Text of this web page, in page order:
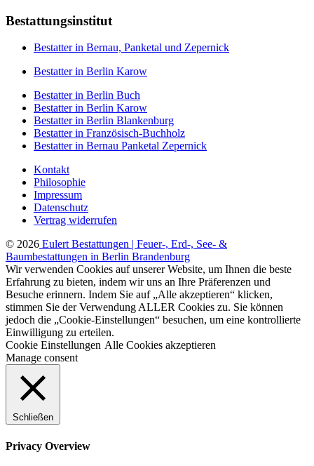
Bestattungsinstitut
Bestatter in Bernau, Panketal und Zepernick
Bestatter in Berlin Karow
Bestatter in Berlin Buch
Bestatter in Berlin Karow
Bestatter in Berlin Blankenburg
Bestatter in Französisch-Buchholz
Bestatter in Bernau Panketal Zepernick
Kontakt
Philosophie
Impressum
Datenschutz
Vertrag widerrufen
© 2026 Eulert Bestattungen | Feuer-, Erd-, See- &
Baumbestattungen in Berlin Brandenburg
Wir verwenden Cookies auf unserer Website, um Ihnen die beste
Erfahrung zu bieten, indem wir uns an Ihre Präferenzen und
Besuche erinnern. Indem Sie auf „Alle akzeptieren“ klicken,
stimmen Sie der Verwendung ALLER Cookies zu. Sie können
jedoch die „Cookie-Einstellungen“ besuchen, um eine kontrollierte
Einwilligung zu erteilen.
Cookie Einstellungen Alle Cookies akzeptieren
Manage consent
Schließen
Privacy Overview